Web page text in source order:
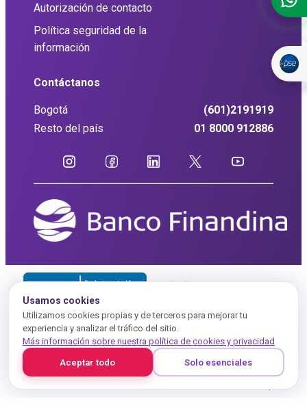
Autorización de contacto
Política seguridad de la
información
Contáctanos
Bogotá
(601)2191919
Resto del país
01 8000 912886
Usamos cookies
Utilizamos cookies propias y de terceros para mejorar tu
experiencia y analizar el tráfico del sitio.
Más información sobre nuestra política de cookies y privacidad
Solo esenciales
Aceptar todo